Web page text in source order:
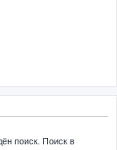
поиск. Поиск в